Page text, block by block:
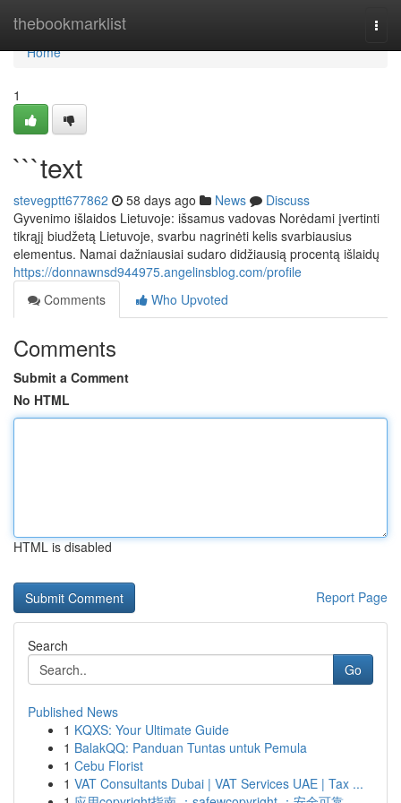
thebookmarklist
Home
Home
1
```text
stevegptt677862 58 days ago News
Discuss
Gyvenimo išlaidos Lietuvoje: išsamus vadovas Norėdami įvertinti
tikrąjį biudžetą Lietuvoje, svarbu nagrinėti kelis svarbiausius
elementus. Namai dažniausiai sudaro didžiausią procentą išlaidų
https://donnawnsd944975.angelinsblog.com/profile
Comments
Who Upvoted
Comments
Submit a Comment
No HTML
HTML is disabled
Report Page
Search
Go
Published News
1 KQXS: Your Ultimate Guide
1 BalakQQ: Panduan Tuntas untuk Pemula
1 Cebu Florist
1 VAT Consultants Dubai | VAT Services UAE | Tax ...